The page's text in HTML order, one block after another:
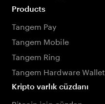
Products
Tangem Pay
Tangem Mobile
Tangem Ring
Tangem Hardware Wallet
Kripto varlık cüzdanı